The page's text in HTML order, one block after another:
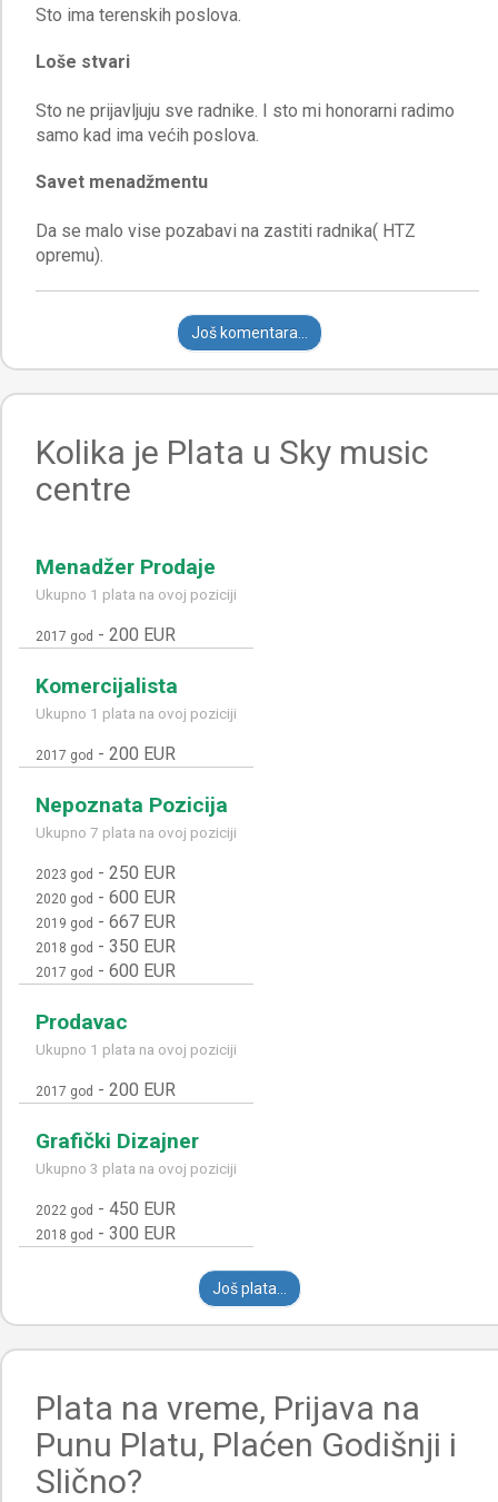
Loše stvari
Sto ne prijavljuju sve radnike. I sto mi honorarni radimo
Savet menadžmentu
Da se malo vise pozabavi na zastiti radnika( HTZ
Još komentara...
Kolika je Plata u Sky music
centre
Menadžer Prodaje
Ukupno 1 plata na ovoj poziciji
2017 god - 200 EUR
Komercijalista
Ukupno 1 plata na ovoj poziciji
2017 god - 200 EUR
Nepoznata Pozicija
Ukupno 7 plata na ovoj poziciji
2023 god - 250 EUR
2020 god - 600 EUR
2019 god - 667 EUR
2018 god - 350 EUR
2017 god - 600 EUR
Prodavac
Ukupno 1 plata na ovoj poziciji
2017 god - 200 EUR
Grafički Dizajner
Ukupno 3 plata na ovoj poziciji
2022 god - 450 EUR
2018 god - 300 EUR
Još plata...
Plata na vreme, Prijava na
Punu Platu, Plaćen Godišnji i
Slično?